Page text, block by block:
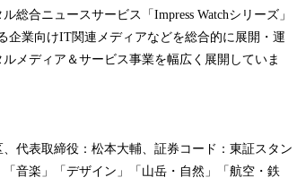
合ニュースサービス「Impress Watchシリーズ」
企業向けIT関連メディアなどを総合的に展開・運
メディア＆サービス事業を幅広く展開していま
代表取締役：松本大輔、証券コード：東証スタン
音楽」「デザイン」「山岳・自然」「航空・鉄